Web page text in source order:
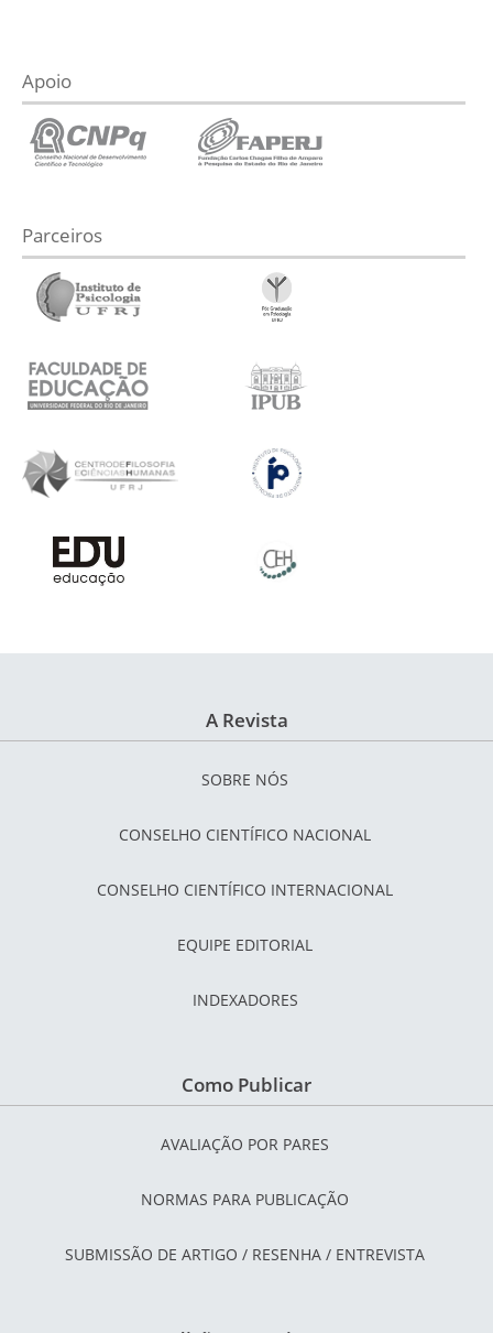
Apoio
Parceiros
A Revista
SOBRE NÓS
CONSELHO CIENTÍFICO NACIONAL
CONSELHO CIENTÍFICO INTERNACIONAL
EQUIPE EDITORIAL
INDEXADORES
Como Publicar
AVALIAÇÃO POR PARES
NORMAS PARA PUBLICAÇÃO
SUBMISSÃO DE ARTIGO / RESENHA / ENTREVISTA